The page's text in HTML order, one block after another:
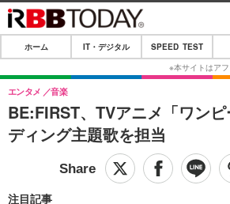
ホーム
IT・デジタル
IT・デジタルTOP
ショッピング
SPEED TEST
エンタメTOP
ホーム IT・デジタル SPEED TEST
BE:FIRST、TVアニメ「ワン
ディング主題歌を担当
エンタメ 音楽
注目記事